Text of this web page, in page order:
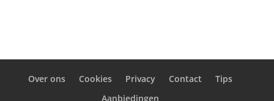
Over ons Cookies Privacy Contact
Tips
Aanbiedingen